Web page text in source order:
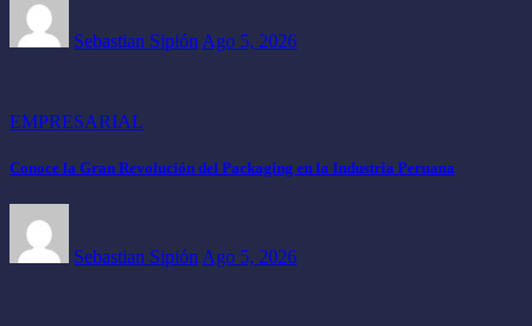
Sebastian Sipión Ago 5, 2026
EMPRESARIAL
Conoce la Gran Revolución del Packaging en la Industria Peruana
Sebastian Sipión Ago 5, 2026